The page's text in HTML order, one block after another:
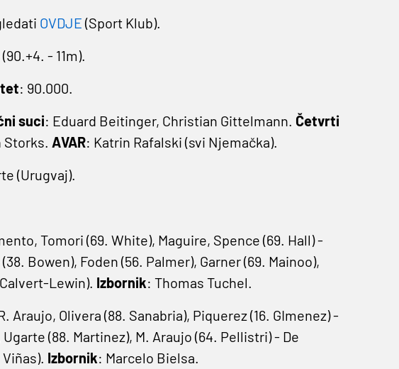
OVDJE (Sport Klub).
- 11m).
: 90.000.
suci: Eduard Beitinger, Christian Gittelmann. Četvrti
Storks. AVAR: Katrin Rafalski (svi Njemačka).
(Urugvaj).
Tomori (69. White), Maguire, Spence (69. Hall) -
Bowen), Foden (56. Palmer), Garner (69. Mainoo),
Lewin). Izbornik: Thomas Tuchel.
Araujo, Olivera (88. Sanabria), Piquerez (16. GImenez) -
(88. Martinez), M. Araujo (64. Pellistri) - De
Izbornik: Marcelo Bielsa.